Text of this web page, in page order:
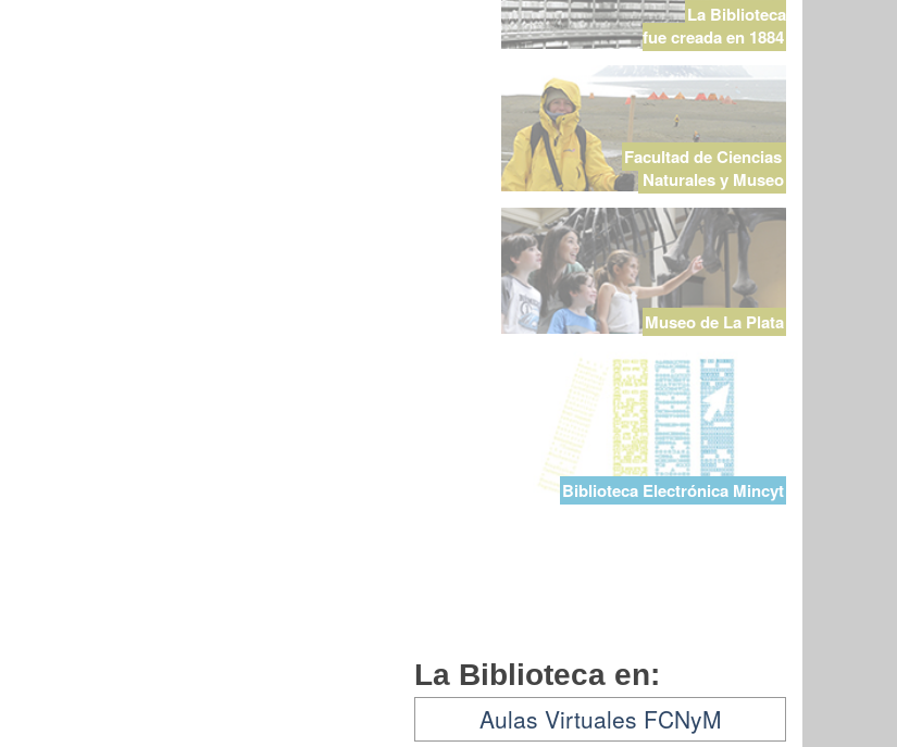
La Biblioteca
fue creada en 1884
Facultad de Ciencias
Naturales y Museo
Museo de La Plata
Biblioteca Electrónica Mincyt
La Biblioteca en:
Aulas Virtuales FCNyM